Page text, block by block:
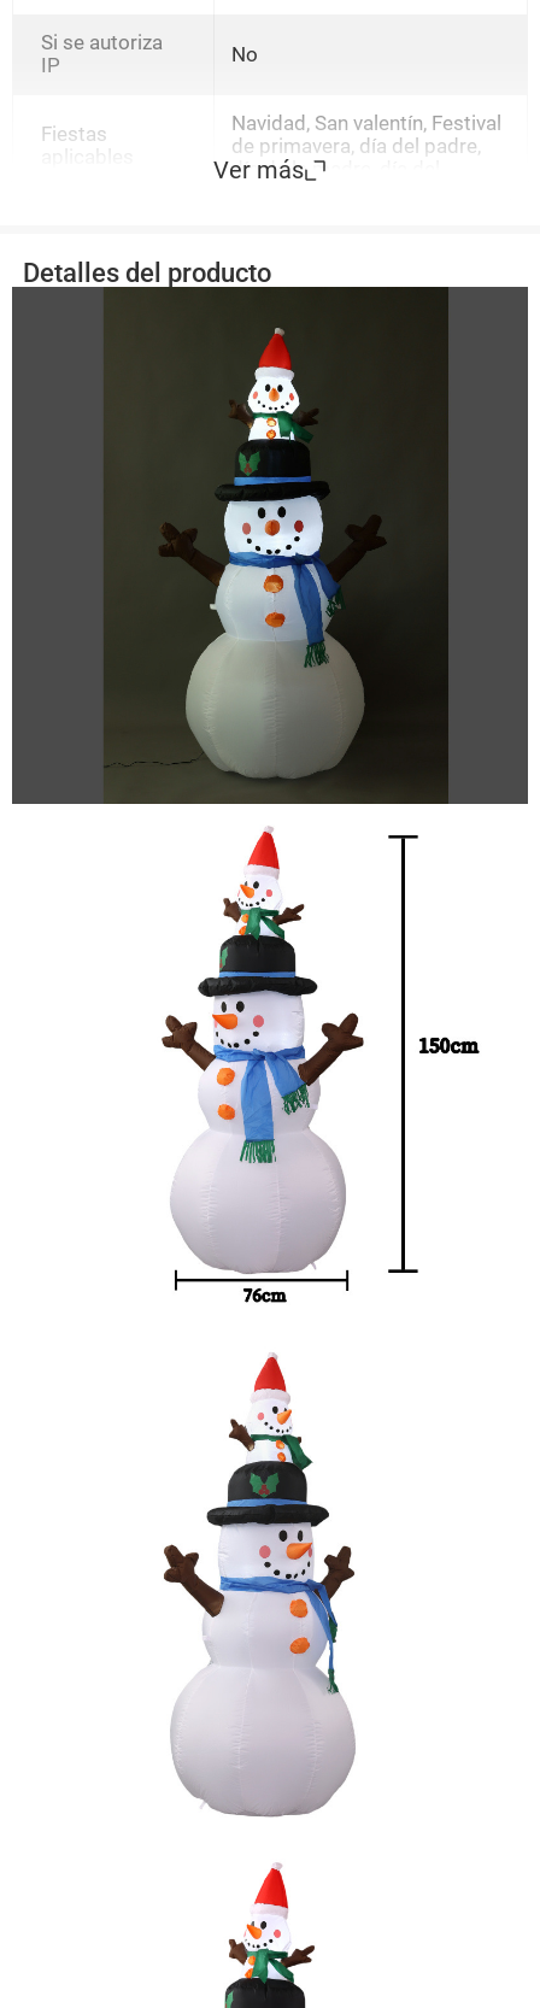
Si se autoriza
IP
No
Fiestas
Navidad, San valentín, Festival
de primavera, día del padre,
día de la madre, día del
niño, día de la mujer, otros
Ver más
Detalles del producto